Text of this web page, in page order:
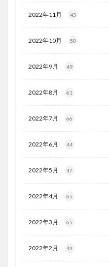
2022年11月 43
2022年10月 50
2022年9月 49
2022年8月 61
2022年7月 66
2022年6月 44
2022年5月 47
2022年4月 65
2022年3月 65
2022年2月 43